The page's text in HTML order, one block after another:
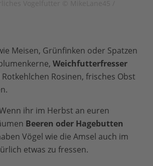
Meisen, Grünfinken oder Spatzen
Weichfutterfresser
Rosinen, frisches Obst
ihr im Herbst an euren
Beeren oder Hagebutten
Vögel wie die Amsel auch im
etwas zu fressen.